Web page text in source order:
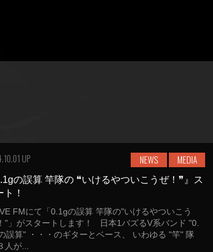
UP NEWS MEDIA
の誤算 竿隊の ❝いけるやついこうぜ！❞』ス
ト！
FMにて「0.1gの誤算 竿隊の"いけるやついこう
"」がスタートします！ 日本1バズるV系バンド "0.
誤算" ・・・のギターとベース、 いわゆる "竿" 隊
人が...